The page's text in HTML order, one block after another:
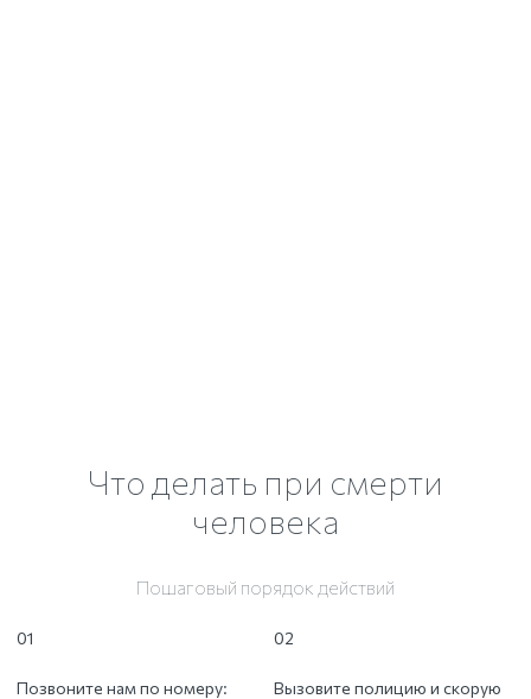
Что делать при смерти
человека
Пошаговый порядок действий
01
Позвоните нам по номеру:
02
Вызовите полицию и скорую